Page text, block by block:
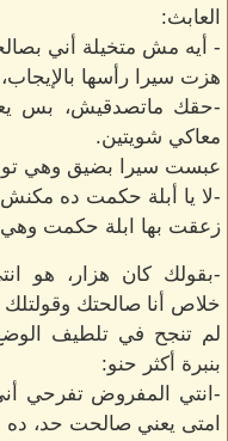
العابث:
- أيه مش متخيلة أني
هزت سيرا رأسها
-حقك ماتصدقيش، بس
معاكي شويتين.
عبست سيرا بضيق وهي
-لا يا أبلة حكمت ده مكنش
زعقت بها ابلة حكمت وهي
-بقولك كان هزار، هو
خلاص أنا صالحتك
لم تنجح في تلطيف
بنبرة أكثر حنو:
-انتي المفروض تفرحي
امتى يعني صالحت حد، ده